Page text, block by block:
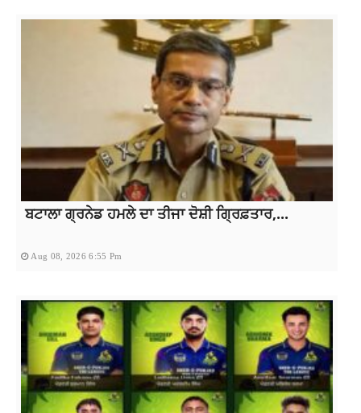
ਬਟਾਲਾ ਗ੍ਰਨੇਡ ਹਮਲੇ ਦਾ ਤੀਜਾ ਦੋਸ਼ੀ ਗ੍ਰਿਫ਼ਤਾਰ,...
Aug 08, 2026 6:55 Pm